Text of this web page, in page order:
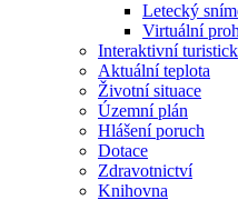
Letecký
Virtuální
Interaktivní
Aktuální teplota
Životní situace
Územní plán
Hlášení poruch
Dotace
Zdravotnictví
Knihovna